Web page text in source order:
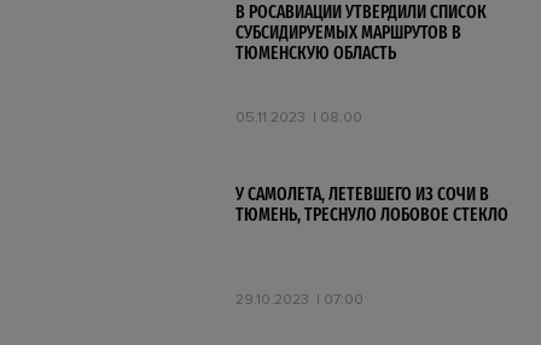
В РОСАВИАЦИИ УТВЕРДИЛИ СПИСОК
СУБСИДИРУЕМЫХ МАРШРУТОВ В
ТЮМЕНСКУЮ ОБЛАСТЬ
05.11.2023 08:00
У САМОЛЕТА, ЛЕТЕВШЕГО ИЗ СОЧИ В
ТЮМЕНЬ, ТРЕСНУЛО ЛОБОВОЕ СТЕКЛО
29.10.2023 07:00